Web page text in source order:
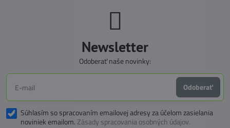
Newsletter
Odoberať naše novinky:
Odoberať
Súhlasím so spracovaním emailovej adresy za účelom zasielania
noviniek emailom.Zásady spracovania osobných údajov.